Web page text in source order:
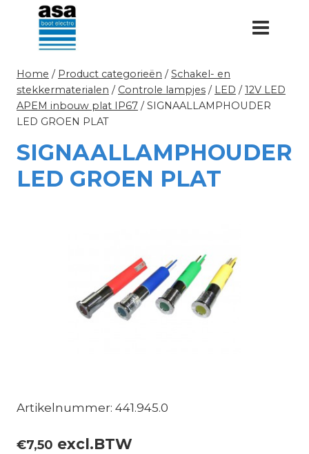
Doorgaan
inhoud
Home / Product categorieën / Schakel- en
stekkermaterialen / Controle lampjes / LED / 12V LED
APEM inbouw plat IP67 / SIGNAALLAMPHOUDER
LED GROEN PLAT
SIGNAALLAMPHOUDER
LED GROEN PLAT
Artikelnummer: 441.945.0
€7,50 excl.BTW